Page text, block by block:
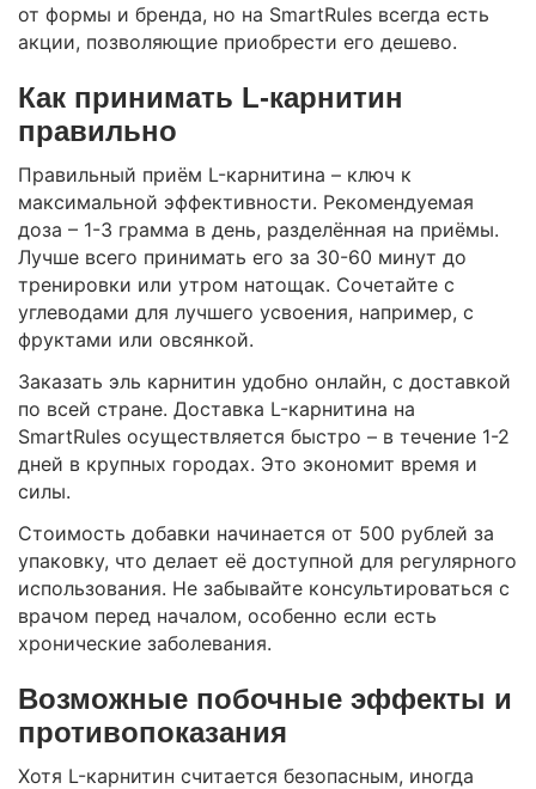
от формы и бренда, но на SmartRules всегда есть
акции, позволяющие приобрести его дешево.
Как принимать L-карнитин
правильно
Правильный приём L-карнитина – ключ к
максимальной эффективности. Рекомендуемая
доза – 1-3 грамма в день, разделённая на приёмы.
Лучше всего принимать его за 30-60 минут до
тренировки или утром натощак. Сочетайте с
углеводами для лучшего усвоения, например, с
фруктами или овсянкой.
Заказать эль карнитин удобно онлайн, с доставкой
по всей стране. Доставка L-карнитина на
SmartRules осуществляется быстро – в течение 1-2
дней в крупных городах. Это экономит время и
силы.
Стоимость добавки начинается от 500 рублей за
упаковку, что делает её доступной для регулярного
использования. Не забывайте консультироваться с
врачом перед началом, особенно если есть
хронические заболевания.
Возможные побочные эффекты и
противопоказания
Хотя L-карнитин считается безопасным, иногда